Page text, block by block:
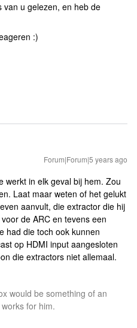
van u gelezen, en heb de
:)
Forum|Forum|5 years ago
werkt in elk geval bij hem. Zou
Laat maar weten of het gelukt
aanvult, die extractor die hij
de ARC en tevens een
had die toch ook kunnen
op HDMI input aangesloten
die extractors niet allemaal.
would be something of an
for him.